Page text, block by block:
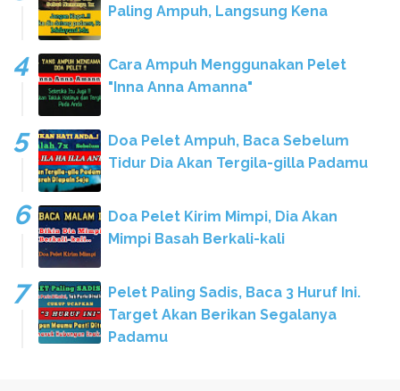
Paling Ampuh, Langsung Kena
Cara Ampuh Menggunakan Pelet
"Inna Anna Amanna"
Doa Pelet Ampuh, Baca Sebelum
Tidur Dia Akan Tergila-gilla Padamu
Doa Pelet Kirim Mimpi, Dia Akan
Mimpi Basah Berkali-kali
Pelet Paling Sadis, Baca 3 Huruf Ini.
Target Akan Berikan Segalanya
Padamu